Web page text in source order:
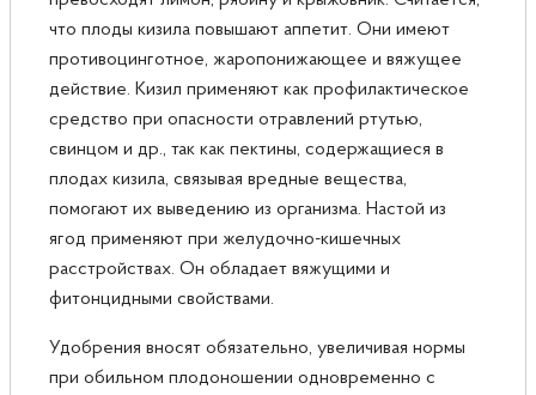
что плоды кизила повышают аппетит. Они имеют
противоцинготное, жаропонижающее и вяжущее
действие. Кизил применяют как профилактическое
средство при опасности отравлений ртутью,
свинцом и др., так как пектины, содержащиеся в
плодах кизила, связывая вредные вещества,
помогают их выведению из организма. Настой из
ягод применяют при желудочно-кишечных
расстройствах. Он обладает вяжущими и
фитонцидными свойствами.
Удобрения вносят обязательно, увеличивая нормы
при обильном плодоношении одновременно с